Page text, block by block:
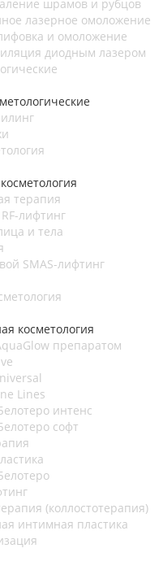
шрамов и рубцов
лазерное омоложение
и омоложение
диодным лазером
терапия
лифтинг
и тела
SMAS-лифтинг
косметология
препаратом
Lines
интенс
софт
(коллостотерапия)
интимная пластика